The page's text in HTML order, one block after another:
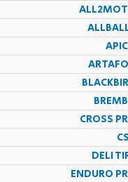
CROSS
DELI
ENDURO